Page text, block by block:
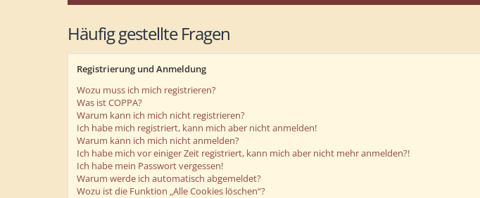
Häufig gestellte Fragen
Registrierung und Anmeldung
Wozu muss ich mich registrieren?
Was ist COPPA?
Warum kann ich mich nicht registrieren?
Ich habe mich registriert, kann mich aber nicht anmelden!
Warum kann ich mich nicht anmelden?
Ich habe mich vor einiger Zeit registriert, kann mich aber nicht mehr anmelden?!
Ich habe mein Passwort vergessen!
Warum werde ich automatisch abgemeldet?
Wozu ist die Funktion „Alle Cookies löschen“?